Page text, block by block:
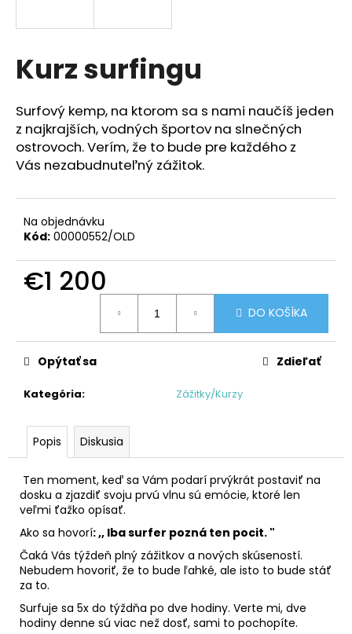
Kurz surfingu
Surfový kemp, na ktorom sa s nami naučíš jeden
z najkrajších, vodných športov na slnečných
ostrovoch. Verím, že to bude pre každého z
Vás nezabudnuteľný zážitok.
Na objednávku
Kód: 00000552/OLD
€1 200
DO KOŠÍKA
Kategória: Zážitky/Kurzy
Opýtať sa Zdieľať
Popis Diskusia
Ten moment, keď sa Vám podarí prvýkrát postaviť na
dosku a zjazdiť svoju prvú vlnu sú emócie, ktoré len
veľmi ťažko opísať.
Ako sa hovorí: ,, Iba surfer pozná ten pocit. "
Čaká Vás týždeň plný zážitkov a nových skúseností.
Nebudem hovoriť, že to bude ľahké, ale isto to bude stáť
za to.
Surfuje sa 5x do týždňa po dve hodiny. Verte mi, dve
hodiny denne sú viac než dosť, sami to pochopíte.
s
ť
?
d
p
ú
č
a
m
DARČEKOVÝ
€5